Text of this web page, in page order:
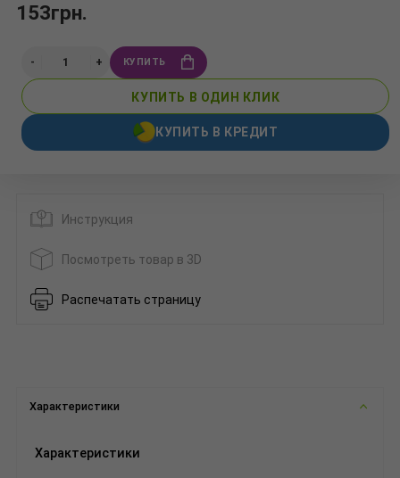
153грн.
КУПИТЬ
КУПИТЬ В ОДИН КЛИК
КУПИТЬ В КРЕДИТ
Инструкция
Посмотреть товар в 3D
Распечатать страницу
Характеристики
Характеристики